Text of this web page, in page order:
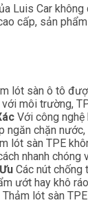
Luis Car
cấp, sản
lót sàn ô tô
môi trường,
Với công
ngăn chặn
lót sàn TPE
nhanh chóng
Các nút
ướt hay khô
Thảm lót sàn